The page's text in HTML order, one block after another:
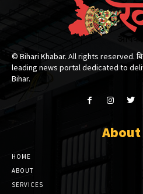
© Bihari Khabar. All rights reserved.
leading news portal dedicated to
Bihar.
About
HOME
ABOUT
SERVICES